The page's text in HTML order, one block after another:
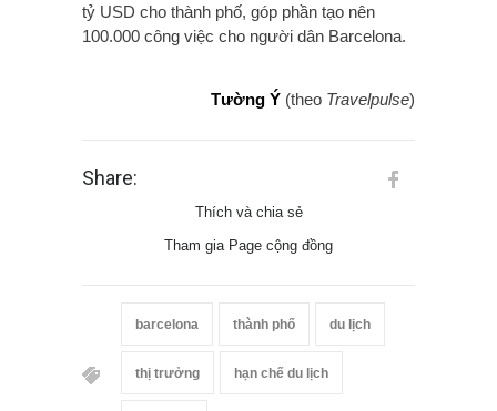
tỷ USD cho thành phố, góp phần tạo nên
100.000 công việc cho người dân Barcelona.
Tường Ý (theo Travelpulse)
Share:
Thích và chia sẻ
Tham gia Page cộng đồng
barcelona thành phố du lịch
thị trưởng hạn chế du lịch